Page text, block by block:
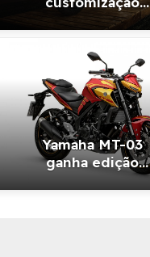
nova scooter e
em 2023
transforma BMW G
moderna
Yamaha MT-03
ganha edição
especial e limitada